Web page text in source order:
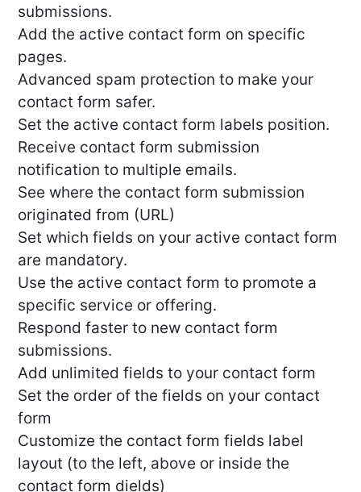
submissions.
Add the active contact form on specific
pages.
Advanced spam protection to make your
contact form safer.
Set the active contact form labels position.
Receive contact form submission
notification to multiple emails.
See where the contact form submission
originated from (URL)
Set which fields on your active contact form
are mandatory.
Use the active contact form to promote a
specific service or offering.
Respond faster to new contact form
submissions.
Add unlimited fields to your contact form
Set the order of the fields on your contact
form
Customize the contact form fields label
layout (to the left, above or inside the
contact form dields)